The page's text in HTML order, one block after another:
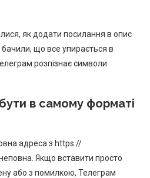
як додати посилання в опис
що все упирається в
розпізнає символи
в самому форматі
адреса з https://
Якщо вставити просто
або з помилкою, Телеграм